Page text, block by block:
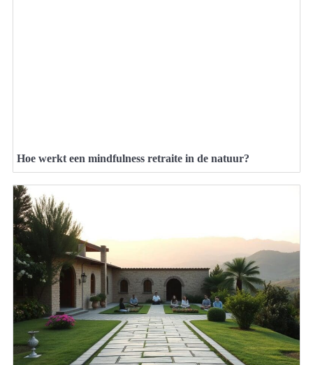
Hoe werkt een mindfulness retraite in de natuur?